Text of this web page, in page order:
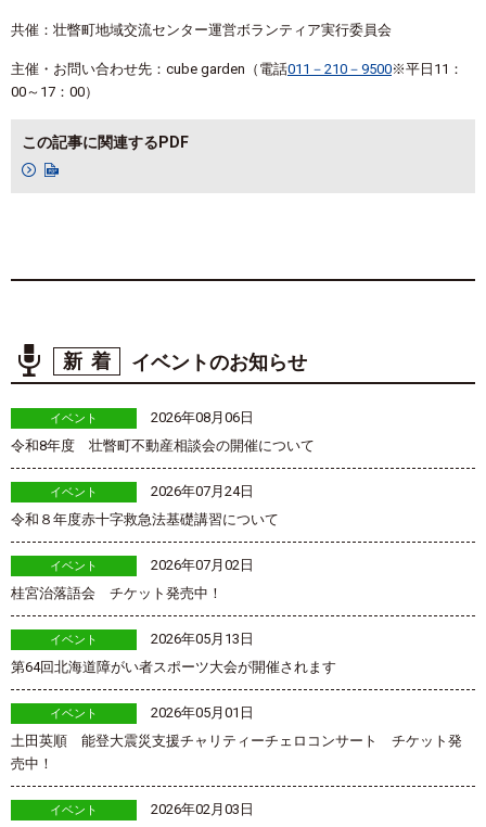
共催：壮瞥町地域交流センター運営ボランティア実行委員会
主催・お問い合わせ先：cube garden（電話011－210－9500※平日11：
00～17：00）
この記事に関連するPDF
新着 イベントのお知らせ
イベント
2026年08月06日
令和8年度 壮瞥町不動産相談会の開催について
イベント
2026年07月24日
令和８年度赤十字救急法基礎講習について
イベント
2026年07月02日
桂宮治落語会 チケット発売中！
イベント
2026年05月13日
第64回北海道障がい者スポーツ大会が開催されます
イベント
2026年05月01日
土田英順 能登大震災支援チャリティーチェロコンサート チケット発
売中！
イベント
2026年02月03日